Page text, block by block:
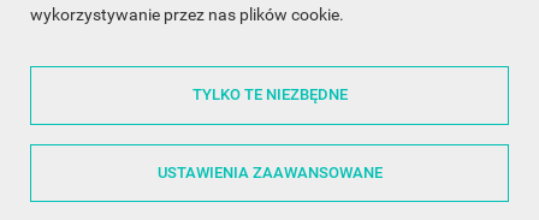
wykorzystywanie przez nas plików cookie.
TYLKO TE NIEZBĘDNE
USTAWIENIA ZAAWANSOWANE
ŚLEDŹ NAS NA FACEBOOKU
Made with❤in Poland